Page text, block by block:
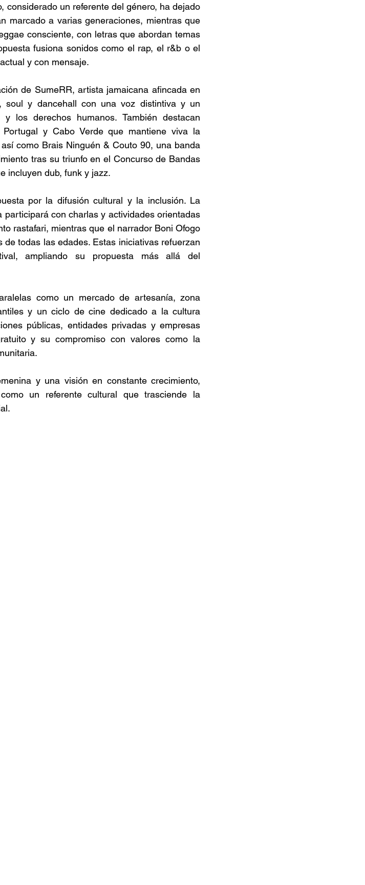
considerado un referente del género, ha dejado
marcado a varias generaciones, mientras que
consciente, con letras que abordan temas
fusiona sonidos como el rap, el r&b o el
y con mensaje.
de SumeRR, artista jamaicana afincada en
soul y dancehall con una voz distintiva y un
los derechos humanos. También destacan
y Cabo Verde que mantiene viva la
como Brais Ninguén & Couto 90, una banda
tras su triunfo en el Concurso de Bandas
incluyen dub, funk y jazz.
por la difusión cultural y la inclusión. La
participará con charlas y actividades orientadas
rastafari, mientras que el narrador Boni Ofogo
todas las edades. Estas iniciativas refuerzan
ampliando su propuesta más allá del
como un mercado de artesanía, zona
y un ciclo de cine dedicado a la cultura
públicas, entidades privadas y empresas
y su compromiso con valores como la
y una visión en constante crecimiento,
un referente cultural que trasciende la